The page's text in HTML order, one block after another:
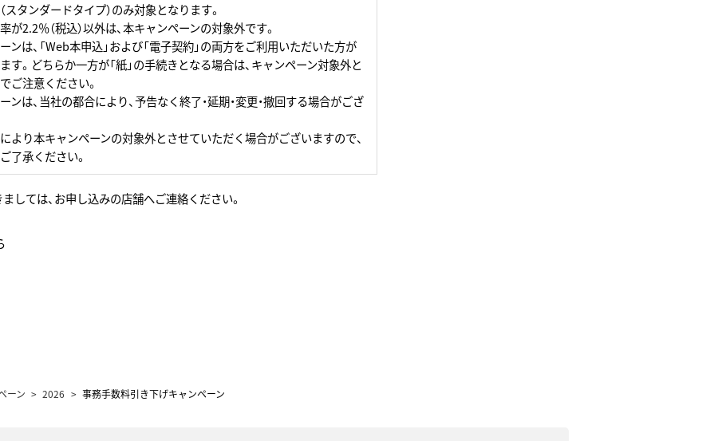
スタンダードタイプ）のみ対象となります。
が2.2％（税込）以外は、本キャンペーンの対象外です。
ンは、「Web本申込」および「電子契約」の両方をご利用いただいた方が
す。どちらか一方が「紙」の手続きとなる場合は、キャンペーン対象外と
ご注意ください。
ンは、当社の都合により、予告なく終了・延期・変更・撤回する場合がござ
より本キャンペーンの対象外とさせていただく場合がございますので、
了承ください。
しては、お申し込みの店舗へご連絡ください。
ーン 2026 事務手数料引き下げキャンペーン